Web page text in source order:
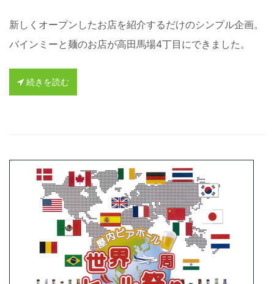
新しくオープンしたお店を紹介するだけのシンプル企画。
バインミーと麺のお店が高田馬場4丁目にできました。
続きを読む